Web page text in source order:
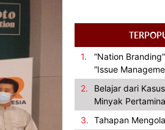
1.
“Nation
“Issue
2.
Belajar dari
Minyak Pertamina
3. Tahapan